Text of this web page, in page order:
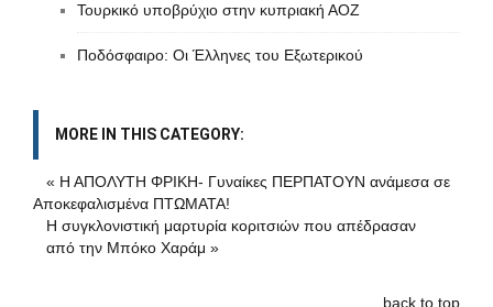
Τουρκικό υποβρύχιο στην κυπριακή ΑΟΖ
Ποδόσφαιρο: Oι Έλληνες του Εξωτερικού
MORE IN THIS CATEGORY:
« Η ΑΠΟΛΥΤΗ ΦΡΙΚΗ- Γυναίκες ΠΕΡΠΑΤΟΥΝ ανάμεσα σε
Αποκεφαλισμένα ΠΤΩΜΑΤΑ!
Η συγκλονιστική μαρτυρία κοριτσιών που απέδρασαν
από την Μπόκο Χαράμ »
back to top